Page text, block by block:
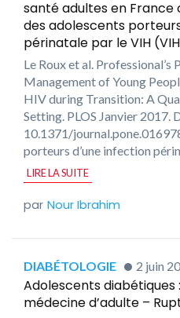
santé adultes en
des adolescents
périnatale par le VIH
Le Roux et al. Professional’s
Management of Young
HIV during Transition: A
Setting. PLOS Janvier 2017.
10.1371/
porteurs d’une infection
LIRE LA SUITE
Nour Ibrahim
DIABÉTOLOGIE 2 juin
Adolescents diabétiques
médecine d’adulte –